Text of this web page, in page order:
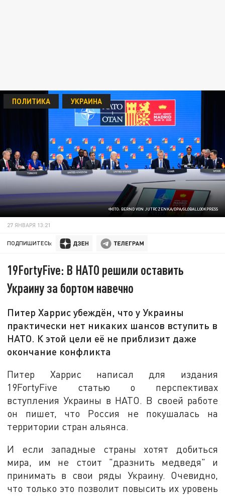
ФОТО: BERND VON JUTRCZENKA/DPA/GLOBALLOOKPRESS
ПОЛИТИКА УКРАИНА
27 ЯНВАРЯ 13:21
ПОДПИШИТЕСЬ:
19FortyFive: В НАТО решили оставить
Украину за бортом навечно
Питер Харрис убеждён, что у Украины
практически нет никаких шансов вступить в
НАТО. К этой цели её не приблизит даже
окончание конфликта
Питер Харрис написал для издания
19FortyFive статью о перспективах
вступления Украины в НАТО. В своей работе
он пишет, что Россия не покушалась на
территории стран альянса.
И если западные страны хотят добиться
мира, им не стоит "дразнить медведя" и
принимать в свои ряды Украину. Очевидно,
что только это позволит повысить их уровень